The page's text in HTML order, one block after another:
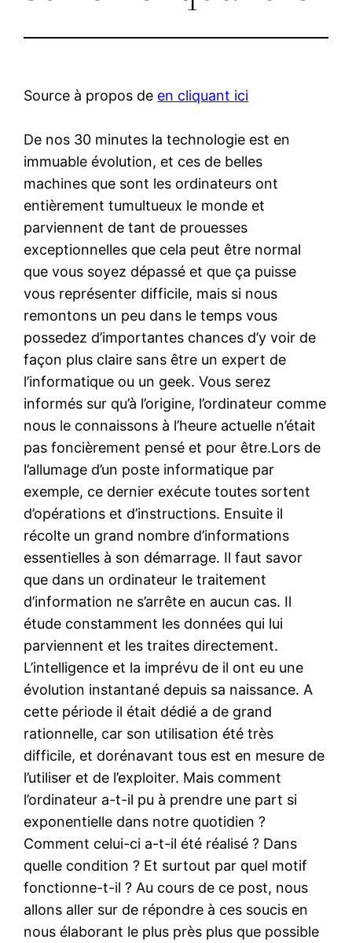
Source à propos de en cliquant ici
De nos 30 minutes la technologie est en
immuable évolution, et ces de belles
machines que sont les ordinateurs ont
entièrement tumultueux le monde et
parviennent de tant de prouesses
exceptionnelles que cela peut être normal
que vous soyez dépassé et que ça puisse
vous représenter difficile, mais si nous
remontons un peu dans le temps vous
possedez d’importantes chances d’y voir de
façon plus claire sans être un expert de
l’informatique ou un geek. Vous serez
informés sur qu’à l’origine, l’ordinateur comme
nous le connaissons à l’heure actuelle n’était
pas foncièrement pensé et pour être.Lors de
l’allumage d’un poste informatique par
exemple, ce dernier exécute toutes sortent
d’opérations et d’instructions. Ensuite il
récolte un grand nombre d’informations
essentielles à son démarrage. Il faut savor
que dans un ordinateur le traitement
d’information ne s’arrête en aucun cas. Il
étude constamment les données qui lui
parviennent et les traites directement.
L’intelligence et la imprévu de il ont eu une
évolution instantané depuis sa naissance. A
cette période il était dédié a de grand
rationnelle, car son utilisation été très
difficile, et dorénavant tous est en mesure de
l’utiliser et de l’exploiter. Mais comment
l’ordinateur a-t-il pu à prendre une part si
exponentielle dans notre quotidien ?
Comment celui-ci a-t-il été réalisé ? Dans
quelle condition ? Et surtout par quel motif
fonctionne-t-il ? Au cours de ce post, nous
allons aller sur de répondre à ces soucis en
nous élaborant le plus près plus que possible